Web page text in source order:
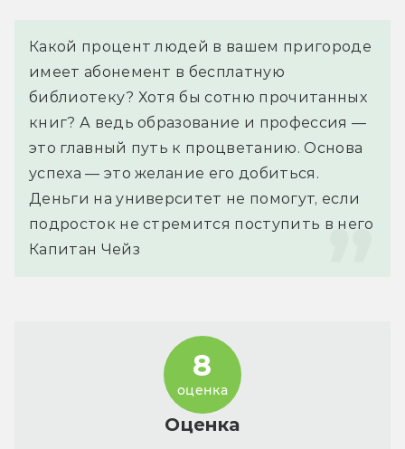
Какой процент людей в вашем пригороде
имеет абонемент в бесплатную
библиотеку? Хотя бы сотню прочитанных
книг? А ведь образование и профессия —
это главный путь к процветанию. Основа
успеха — это желание его добиться.
Деньги на университет не помогут, если
подросток не стремится поступить в него
Капитан Чейз
Оценка
8
оценка